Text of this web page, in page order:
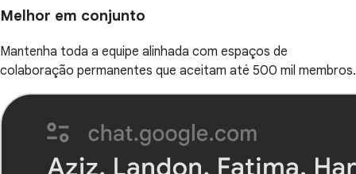
Melhor em conjunto
Mantenha toda a equipe alinhada com espaços de
colaboração permanentes que aceitam até 500 mil membros.